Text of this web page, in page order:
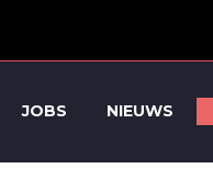
JOBS NIEUWS